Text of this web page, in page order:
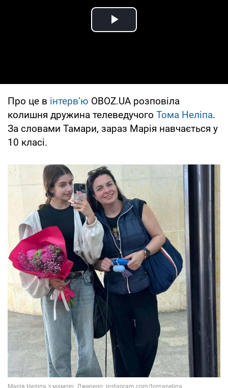
Play Video
Про це в інтерв’ю OBOZ.UA розповіла
колишня дружина телеведучого Тома Неліпа.
За словами Тамари, зараз Марія навчається у
10 класі.